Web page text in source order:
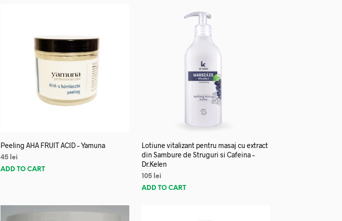
Peeling AHA FRUIT ACID – Yamuna
45 lei
ADD TO CART
Lotiune vitalizant pentru masaj cu extract
din Sambure de Struguri si Cafeina –
Dr.Kelen
105 lei
ADD TO CART